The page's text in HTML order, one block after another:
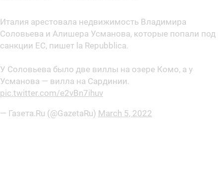
Италия арестовала недвижимость Владимира
Соловьева и Алишера Усманова, которые попали под
санкции ЕС, пишет la Repubblica.
У Соловьева было две виллы на озере Комо, а у
Усманова — вилла на Сардинии.
pic.twitter.com/e2vBn7ihuv
— Газета.Ru (@GazetaRu) March 5, 2022